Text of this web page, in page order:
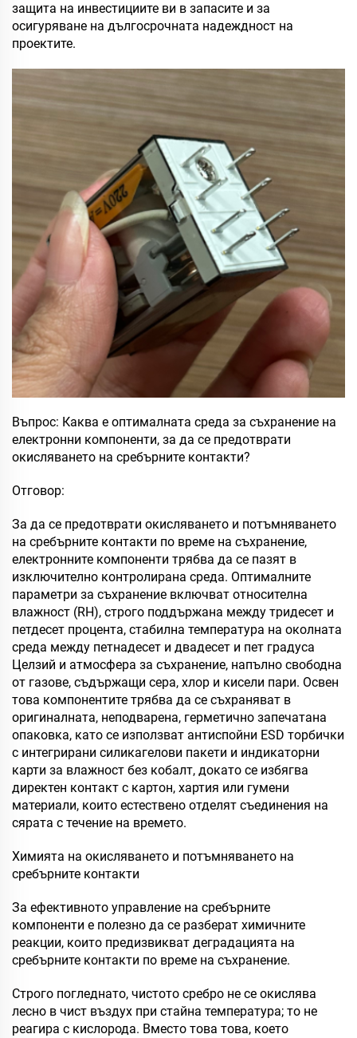
защита на инвестициите ви в запасите и за
осигуряване на дългосрочната надеждност на
проектите.
Въпрос: Каква е оптималната среда за съхранение на
електронни компоненти, за да се предотврати
окисляването на сребърните контакти?
Отговор:
За да се предотврати окисляването и потъмняването
на сребърните контакти по време на съхранение,
електронните компоненти трябва да се пазят в
изключително контролирана среда. Оптималните
параметри за съхранение включват относителна
влажност (RH), строго поддържана между тридесет и
петдесет процента, стабилна температура на околната
среда между петнадесет и двадесет и пет градуса
Целзий и атмосфера за съхранение, напълно свободна
от газове, съдържащи сера, хлор и кисели пари. Освен
това компонентите трябва да се съхраняват в
оригиналната, неподварена, герметично запечатана
опаковка, като се използват антиспойни ESD торбички
с интегрирани силикагелови пакети и индикаторни
карти за влажност без кобалт, докато се избягва
директен контакт с картон, хартия или гумени
материали, които естествено отделят съединения на
сярата с течение на времето.
Химията на окисляването и потъмняването на
сребърните контакти
За ефективното управление на сребърните
компоненти е полезно да се разберат химичните
реакции, които предизвикват деградацията на
сребърните контакти по време на съхранение.
Строго погледнато, чистото сребро не се окислява
лесно в чист въздух при стайна температура; то не
реагира с кислорода. Вместо това това, което